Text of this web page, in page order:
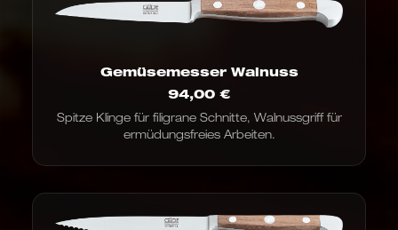
Gemüsemesser Walnuss
94,00 €
Spitze Klinge für filigrane Schnitte, Walnussgriff für
ermüdungsfreies Arbeiten.